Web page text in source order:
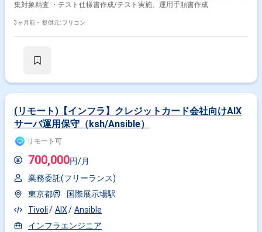
集対象精査 ・テスト仕様書作成/テスト実施、運用手順書作成
3ヶ月前・ 提供元: フリコン
(リモート)【インフラ】クレジットカード会社向けAIX
サーバ運用保守（ksh/Ansible）
リモート可
700,000円/月
業務委託(フリーランス)
東京都
国際展示場駅
Tivoli
AIX
Ansible
インフラエンジニア